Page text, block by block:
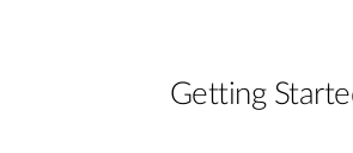
Getting